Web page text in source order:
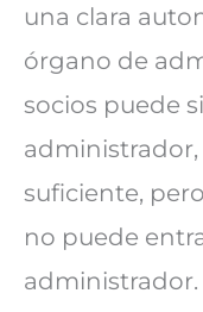
una clara
órgano de
socios puede
suficiente,
no puede
administrador.